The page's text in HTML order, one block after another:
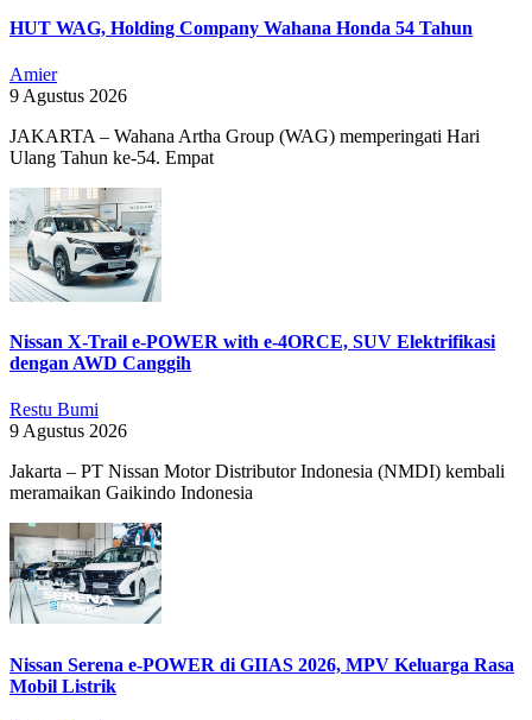
HUT WAG, Holding Company Wahana Honda 54 Tahun
Amier
9 Agustus 2026
JAKARTA – Wahana Artha Group (WAG) memperingati Hari
Ulang Tahun ke-54. Empat
Nissan X-Trail e-POWER with e-4ORCE, SUV Elektrifikasi
dengan AWD Canggih
Restu Bumi
9 Agustus 2026
Jakarta – PT Nissan Motor Distributor Indonesia (NMDI) kembali
meramaikan Gaikindo Indonesia
Nissan Serena e-POWER di GIIAS 2026, MPV Keluarga Rasa
Mobil Listrik